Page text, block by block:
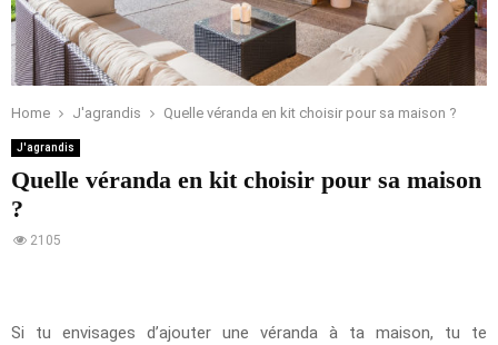
Home J'agrandis Quelle véranda en kit choisir pour sa maison ?
J'agrandis
Quelle véranda en kit choisir pour sa maison
?
2105
Si tu envisages d’ajouter une véranda à ta maison, tu te